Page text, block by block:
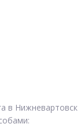
в Нижневартовск